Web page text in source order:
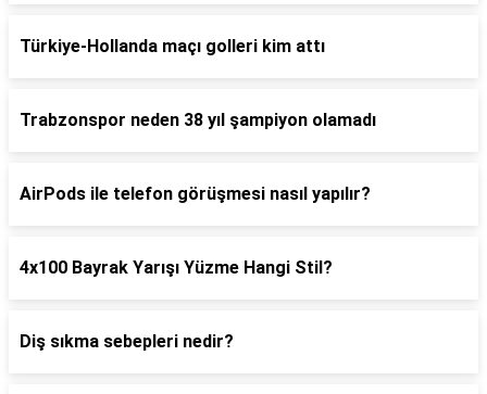
Türkiye-Hollanda maçı golleri kim attı
Trabzonspor neden 38 yıl şampiyon olamadı
AirPods ile telefon görüşmesi nasıl yapılır?
4x100 Bayrak Yarışı Yüzme Hangi Stil?
Diş sıkma sebepleri nedir?